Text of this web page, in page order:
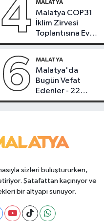
4 MALATYA
Malatya COP31
İklim Zirvesi
Toplantısına Ev
Sahipliği Yaptı
6 MALATYA
Malatya'da
Bugün Vefat
Edenler - 22
Temmuz 2026
sizleri buluştururken,
Şatafattan kaçınıyor ve
bir altyapı sunuyor.